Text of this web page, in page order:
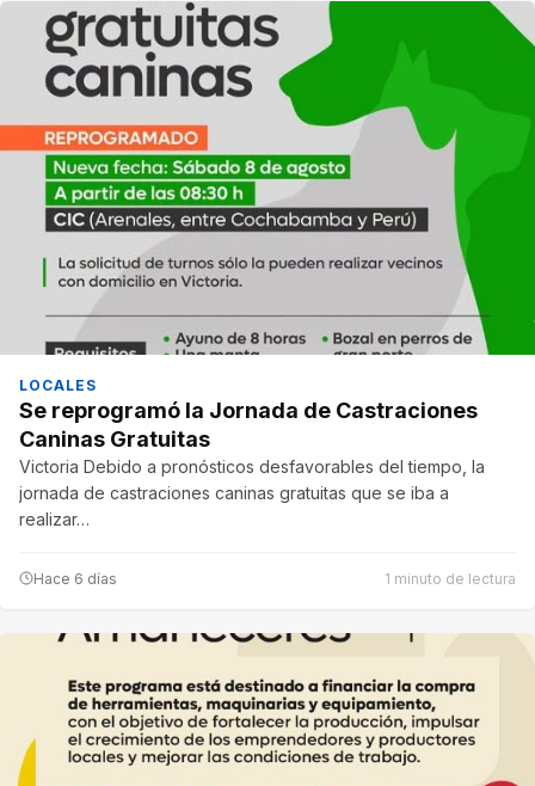
LOCALES
Se reprogramó la Jornada de Castraciones
Caninas Gratuitas
Victoria Debido a pronósticos desfavorables del tiempo, la
jornada de castraciones caninas gratuitas que se iba a
realizar…
Hace 6 días 1 minuto de lectura